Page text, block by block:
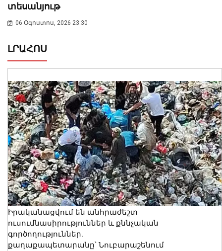
տեսանյութ
06 Օգոստոս, 2026 23:30
ԼՐԱՀՈՍ
Իրականացվում են անհրաժեշտ
ուսումնասիրություններ և քննչական
գործողություններ.
քաղաքապետարանը՝ Նուբարաշենում